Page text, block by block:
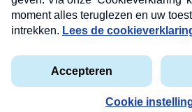
Privacyverklaring
Cookieverklaring
Kwetsbaarheid melden
Copyright © 2026 MAX Vandaag - Omroep
Neem hier een gratis
nieuwsbrief. Elke vrijdag- en